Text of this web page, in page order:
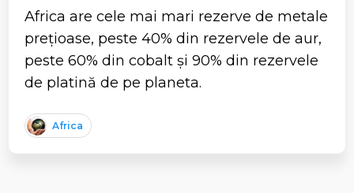
Africa are cele mai mari rezerve de metale
prețioase, peste 40% din rezervele de aur,
peste 60% din cobalt și 90% din rezervele
de platină de pe planeta.
Africa